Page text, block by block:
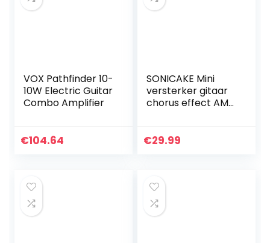
VOX Pathfinder 10-
10W Electric Guitar
Combo Amplifier
€104.64
SONICAKE Mini
versterker gitaar
chorus effect AMP
oplaadbare gitaar
€29.99